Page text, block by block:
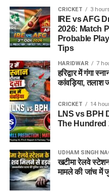
CRICKET 3
IRE vs AFG
2026: Match
Probable
Tips
HARIDWAR 7
हरिद्वार में गंगा
कांवड़िया, तलाश
CRICKET 14
LNS vs BPH
The Hundred
UDHAM SINGH
खटीमा रेलवे
मामले की जांच में